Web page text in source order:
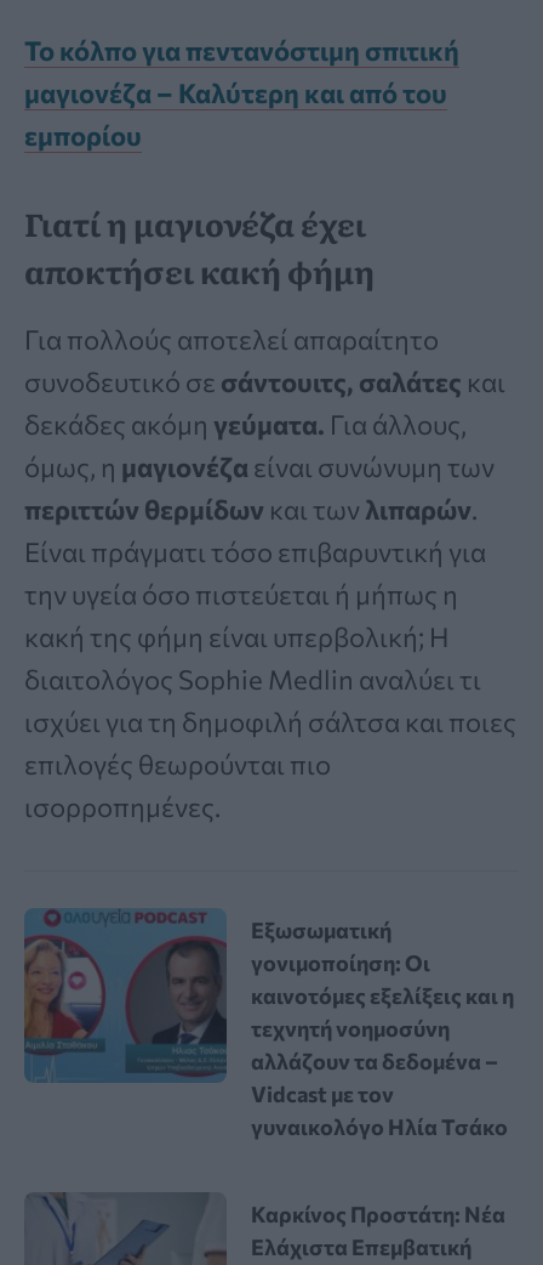
Το κόλπο για πεντανόστιμη σπιτική
μαγιονέζα – Καλύτερη και από του
εμπορίου
Γιατί η μαγιονέζα έχει
αποκτήσει κακή φήμη
Για πολλούς αποτελεί απαραίτητο
συνοδευτικό σε σάντουιτς, σαλάτες και
δεκάδες ακόμη γεύματα. Για άλλους,
όμως, η μαγιονέζα είναι συνώνυμη των
περιττών θερμίδων και των λιπαρών.
Είναι πράγματι τόσο επιβαρυντική για
την υγεία όσο πιστεύεται ή μήπως η
κακή της φήμη είναι υπερβολική; Η
διαιτολόγος Sophie Medlin αναλύει τι
ισχύει για τη δημοφιλή σάλτσα και ποιες
επιλογές θεωρούνται πιο
ισορροπημένες.
Εξωσωματική
γονιμοποίηση: Οι
καινοτόμες εξελίξεις και η
τεχνητή νοημοσύνη
αλλάζουν τα δεδομένα –
Vidcast με τον
γυναικολόγο Ηλία Τσάκο
Καρκίνος Προστάτη: Νέα
Ελάχιστα Επεμβατική